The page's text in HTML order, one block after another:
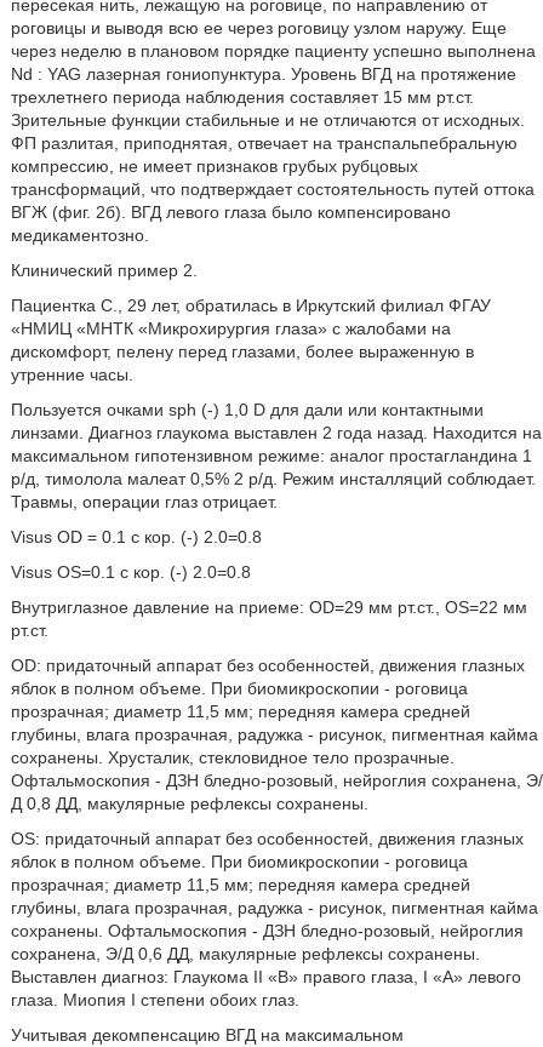
пересекая нить, лежащую на роговице, по направлению от
роговицы и выводя всю ее через роговицу узлом наружу. Еще
через неделю в плановом порядке пациенту успешно выполнена
Nd : YAG лазерная гониопунктура. Уровень ВГД на протяжение
трехлетнего периода наблюдения составляет 15 мм рт.ст.
Зрительные функции стабильные и не отличаются от исходных.
ФП разлитая, приподнятая, отвечает на транспальпебральную
компрессию, не имеет признаков грубых рубцовых
трансформаций, что подтверждает состоятельность путей оттока
ВГЖ (фиг. 2б). ВГД левого глаза было компенсировано
медикаментозно.
Клинический пример 2.
Пациентка С., 29 лет, обратилась в Иркутский филиал ФГАУ
«НМИЦ «МНТК «Микрохирургия глаза» с жалобами на
дискомфорт, пелену перед глазами, более выраженную в
утренние часы.
Пользуется очками sph (-) 1,0 D для дали или контактными
линзами. Диагноз глаукома выставлен 2 года назад. Находится на
максимальном гипотензивном режиме: аналог простагландина 1
р/д, тимолола малеат 0,5% 2 р/д. Режим инсталляций соблюдает.
Травмы, операции глаз отрицает.
Visus OD = 0.1 с кор. (-) 2.0=0.8
Visus OS=0.1 с кор. (-) 2.0=0.8
Внутриглазное давление на приеме: OD=29 мм рт.ст., OS=22 мм
рт.ст.
OD: придаточный аппарат без особенностей, движения глазных
яблок в полном объеме. При биомикроскопии - роговица
прозрачная; диаметр 11,5 мм; передняя камера средней
глубины, влага прозрачная, радужка - рисунок, пигментная кайма
сохранены. Хрусталик, стекловидное тело прозрачные.
Офтальмоскопия - ДЗН бледно-розовый, нейроглия сохранена, Э/
Д 0,8 ДД, макулярные рефлексы сохранены.
OS: придаточный аппарат без особенностей, движения глазных
яблок в полном объеме. При биомикроскопии - роговица
прозрачная; диаметр 11,5 мм; передняя камера средней
глубины, влага прозрачная, радужка - рисунок, пигментная кайма
сохранены. Офтальмоскопия - ДЗН бледно-розовый, нейроглия
сохранена, Э/Д 0,6 ДД, макулярные рефлексы сохранены.
Выставлен диагноз: Глаукома II «В» правого глаза, I «А» левого
глаза. Миопия I степени обоих глаз.
Учитывая декомпенсацию ВГД на максимальном